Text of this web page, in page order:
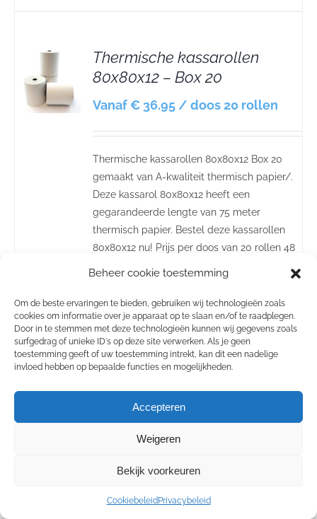
Beheer cookie toestemming
Om de beste ervaringen te bieden, gebruiken wij technologieën zoals
cookies om informatie over je apparaat op te slaan en/of te raadplegen.
Door in te stemmen met deze technologieën kunnen wij gegevens zoals
surfgedrag of unieke ID's op deze site verwerken. Als je geen
toestemming geeft of uw toestemming intrekt, kan dit een nadelige
invloed hebben op bepaalde functies en mogelijkheden.
Accepteren
Weigeren
Bekijk voorkeuren
CookiebeleidPrivacybeleid
Thermische kassarollen
80x80x12 – Box 20
Vanaf € 36.95 / doos 20 rollen
Thermische kassarollen 80x80x12 Box 20
gemaakt van A-kwaliteit thermisch papier/.
Deze kassarol 80x80x12 heeft een
gegarandeerde lengte van 75 meter
thermisch papier. Bestel deze kassarollen
80x80x12 nu! Prijs per doos van 20 rollen 48
30,- Grotere aantallen nodig? Contacteer ons
!
Viva Wallet rouleaux
bancontact 57x40x12
à partir de € 19.50 / boîte 50
rouleaux